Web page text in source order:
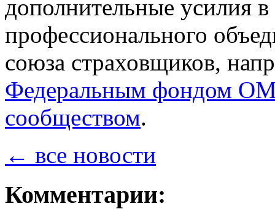
дополнительные усилия в
профессионального
союза страховщиков,
Федеральным фондом
сообществом.
← все новости
Комментарии: